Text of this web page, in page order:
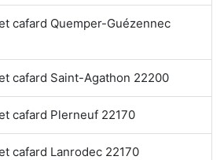
cafard Quemper-Guézennec
cafard Saint-Agathon 22200
cafard Plerneuf 22170
cafard Lanrodec 22170